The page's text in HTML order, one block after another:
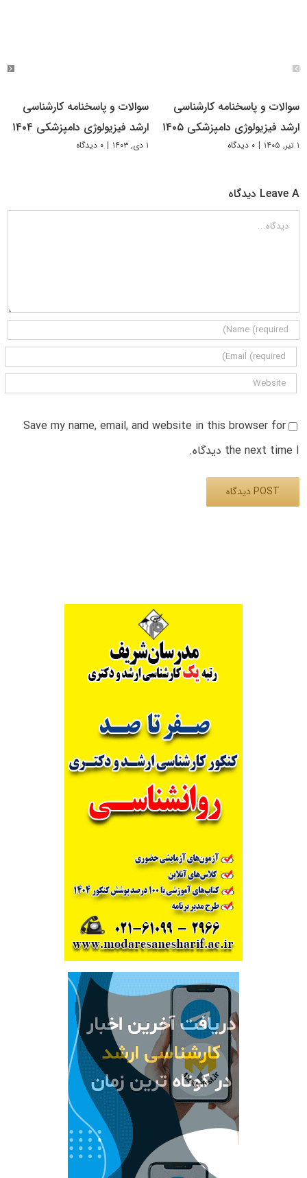
سوالات و پاسخنامه کارشناسی
ارشد فیزیولوژی دامپزشکی ۱۴۰۵
۱ تیر, ۱۴۰۵ | ۰ دیدگاه
سوالات و پاسخنامه کارشناسی
ارشد فیزیولوژی دامپزشکی ۱۴۰۴
۱ دی, ۱۴۰۳ | ۰ دیدگاه
Leave A دیدگاه
دیدگاه
Save my name, email, and website in this browser for
the next time I دیدگاه.